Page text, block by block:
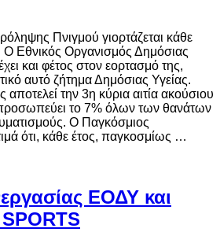
Πνιγμού γιορτάζεται κάθε
O Εθνικός Οργανισμός Δημόσιας
και φέτος στον εορτασμό της,
αυτό ζήτημα Δημόσιας Υγείας.
την 3η κύρια αιτία ακούσιου
το 7% όλων των θανάτων
Ο Παγκόσμιος
ότι, κάθε έτος, παγκοσμίως …
ΕΟΔΥ και